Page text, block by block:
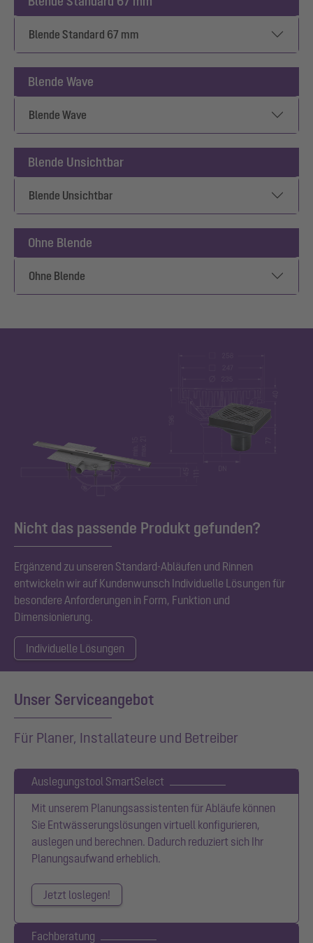
Blende Standard 67 mm
Blende Wave
Blende Wave
Blende Unsichtbar
Blende Unsichtbar
Ohne Blende
Ohne Blende
Nicht das passende Produkt gefunden?
Ergänzend zu unseren Standard-Abläufen und Rinnen
entwickeln wir auf Kundenwunsch Individuelle Lösungen für
besondere Anforderungen in Form, Funktion und
Dimensionierung.
Individuelle Lösungen
Unser Serviceangebot
Für Planer, Installateure und Betreiber
Auslegungstool SmartSelect
Mit unserem Planungsassistenten für Abläufe können
Sie Entwässerungslösungen virtuell konfigurieren,
auslegen und berechnen. Dadurch reduziert sich Ihr
Planungsaufwand erheblich.
Jetzt loslegen!
Fachberatung